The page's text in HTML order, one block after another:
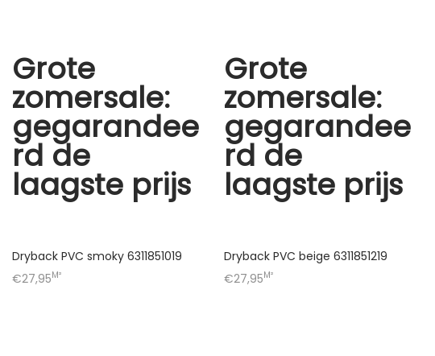
Grote
zomersale:
gegarandee
rd de
laagste prijs
Dryback PVC smoky 6311851019
€27,95M²
Grote
zomersale:
gegarandee
rd de
laagste prijs
Dryback PVC beige 6311851219
€27,95M²